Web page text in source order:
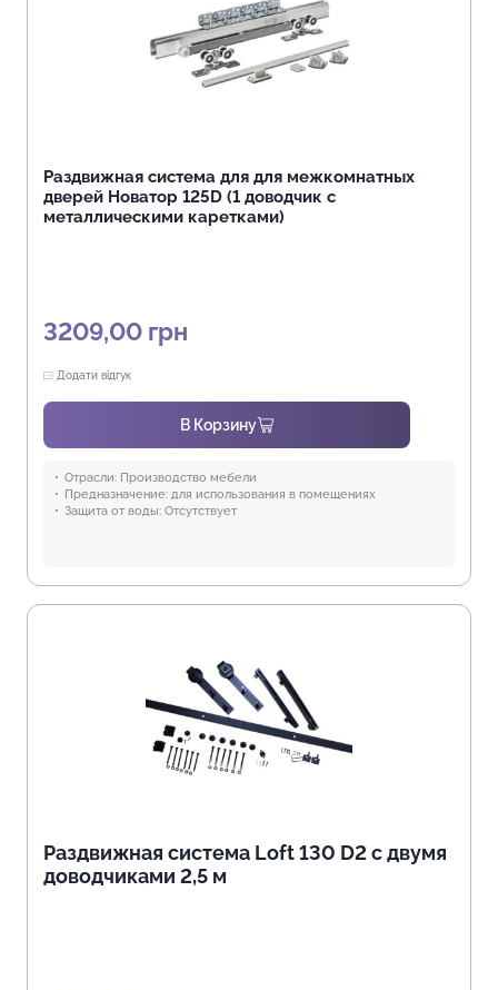
Раздвижная система для для межкомнатных
дверей Новатор 125D (1 доводчик с
металлическими каретками)
3209,00 грн
Додати відгук
В Корзину
Отрасли: Производство мебели
Предназначение: для использования в помещениях
Защита от воды: Отсутствует
Раздвижная система Loft 130 D2 с двумя
доводчиками 2,5 м